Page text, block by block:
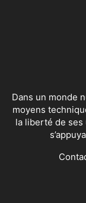
Dans un monde
moyens
la liberté de ses